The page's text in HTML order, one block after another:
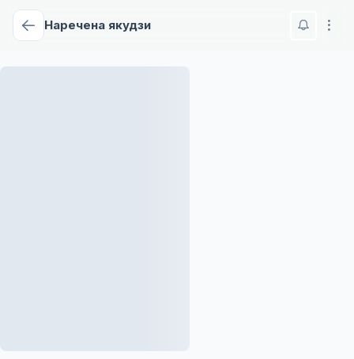
Наречена якудзи